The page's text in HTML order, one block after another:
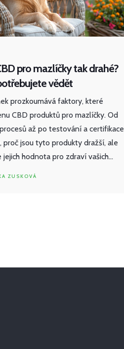
pro mazlíčky tak drahé?
vědět
prozkoumává faktory, které
CBD produktů pro mazlíčky. Od
až po testování a certifikace
proč jsou tyto produkty dražší, ale
jejich hodnota pro zdraví vašich
ZUSKOVÁ